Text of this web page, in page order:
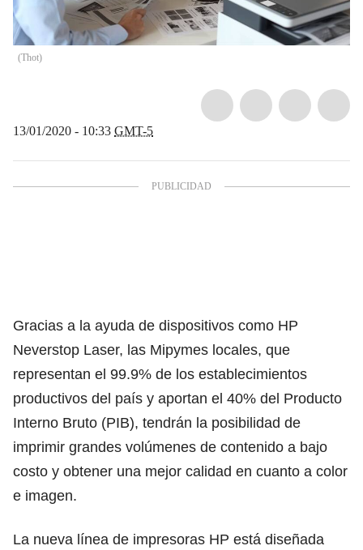
(Thot)
13/01/2020 - 10:33 GMT-5
Gracias a la ayuda de dispositivos como HP
Neverstop Laser, las Mipymes locales, que
representan el 99.9% de los establecimientos
productivos del país y aportan el 40% del Producto
Interno Bruto (PIB), tendrán la posibilidad de
imprimir grandes volúmenes de contenido a bajo
costo y obtener una mejor calidad en cuanto a color
e imagen.
La nueva línea de impresoras HP está diseñada